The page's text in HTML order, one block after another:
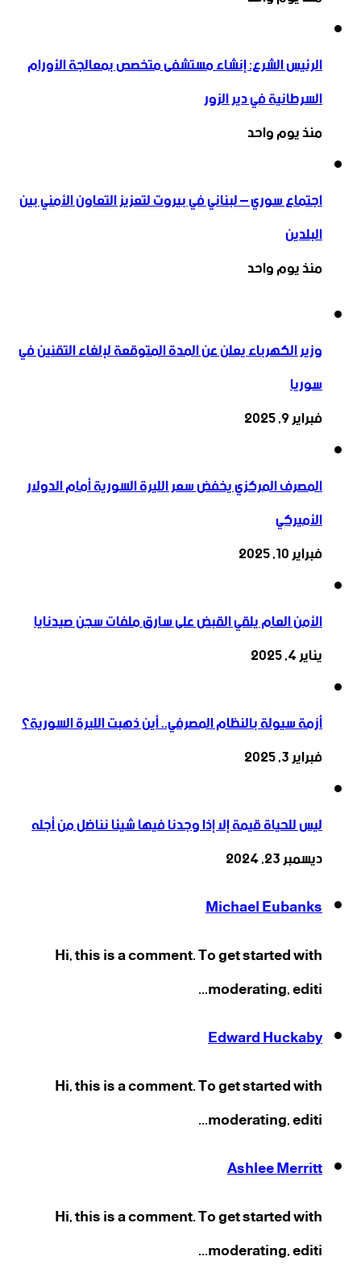
الرئيس الشرع: إنشاء ‌‏مستشفى متخصص بمعالجة الأورام
السرطانية في دير الزور
منذ يوم واحد
اجتماع سوري – لبناني في بيروت لتعزيز التعاون ‏الأمني ‏بين
البلدين
منذ يوم واحد
وزير الكهرباء يعلن عن المدة المتوقعة لإلغاء التقنين في
سوريا
فبراير 9, 2025
المصرف المركزي يخفض سعر الليرة السورية أمام الدولار
الأميركي
فبراير 10, 2025
الأمن العام يلقي القبض على سارق ملفات سجن صيدنايا
يناير 4, 2025
أزمة سيولة بالنظام المصرفي.. أين ذهبت الليرة السورية؟
فبراير 3, 2025
ليس للحياة قيمة إلا إذا وجدنا فيها شيئا نناضل من أجله
ديسمبر 23, 2024
Michael Eubanks
Hi, this is a comment. To get started with
moderating, editi...
Edward Huckaby
Hi, this is a comment. To get started with
moderating, editi...
Ashlee Merritt
Hi, this is a comment. To get started with
moderating, editi...